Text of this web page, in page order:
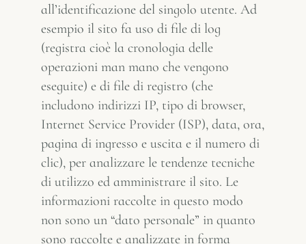
all’identificazione del singolo utente. Ad
esempio il sito fa uso di file di log
(registra cioè la cronologia delle
operazioni man mano che vengono
eseguite) e di file di registro (che
includono indirizzi IP, tipo di browser,
Internet Service Provider (ISP), data, ora,
pagina di ingresso e uscita e il numero di
clic), per analizzare le tendenze tecniche
di utilizzo ed amministrare il sito. Le
informazioni raccolte in questo modo
non sono un “dato personale” in quanto
sono raccolte e analizzate in forma